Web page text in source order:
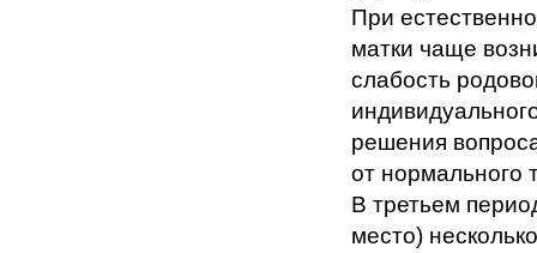
При
матки чаще
слабость
решения
от нормального
В третьем
место)